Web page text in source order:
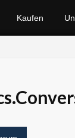
Kaufen